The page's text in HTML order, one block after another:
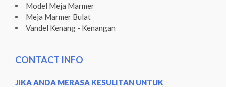
Model Meja Marmer
Meja Marmer Bulat
Vandel Kenang - Kenangan
CONTACT INFO
JIKA ANDA MERASA KESULITAN UNTUK